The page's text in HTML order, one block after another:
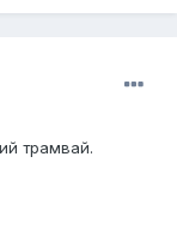
трамвай.